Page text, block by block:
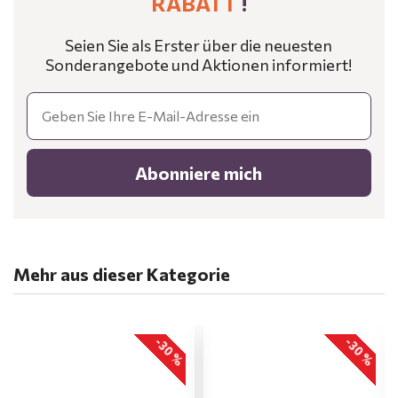
Seien Sie als Erster über die neuesten
Sonderangebote und Aktionen informiert!
Email
Abonniere mich
Mehr aus dieser Kategorie
-30 % -30 %